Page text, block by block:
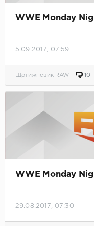
WWE Monday
5.09.2017, 07:59
Щотижневик RAW 10
WWE Monday
29.08.2017, 07:30